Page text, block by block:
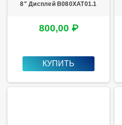
8" Дисплей B080XAT01.1
800,00 ₽
КУПИТЬ